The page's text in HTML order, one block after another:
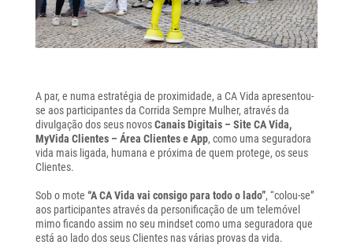
A par, e numa estratégia de proximidade, a CA Vida apresentou-
se aos participantes da Corrida Sempre Mulher, através da
divulgação dos seus novosCanais Digitais – Site CA Vida,
MyVida Clientes – Área Clientes e App, como uma seguradora
vida mais ligada, humana e próxima de quem protege, os seus
Clientes.
Sob o mote “A CA Vida vai consigo para todo o lado”, “colou-se”
aos participantes através da personificação de um telemóvel
mimo ficando assim no seu mindset como uma seguradora que
está ao lado dos seus Clientes nas várias provas da vida.